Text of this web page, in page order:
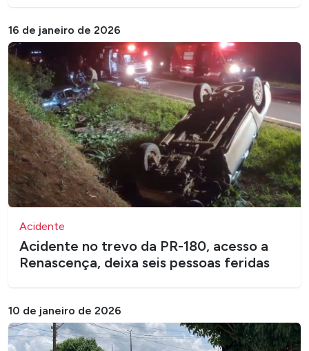
16 de janeiro de 2026
Acidente
Acidente no trevo da PR-180, acesso a
Renascença, deixa seis pessoas feridas
10 de janeiro de 2026